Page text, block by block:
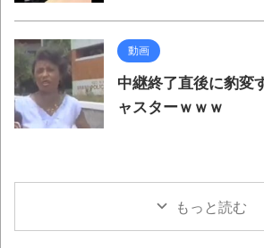
動画
中継終了直後に豹変
ャスターｗｗｗ
もっと読む